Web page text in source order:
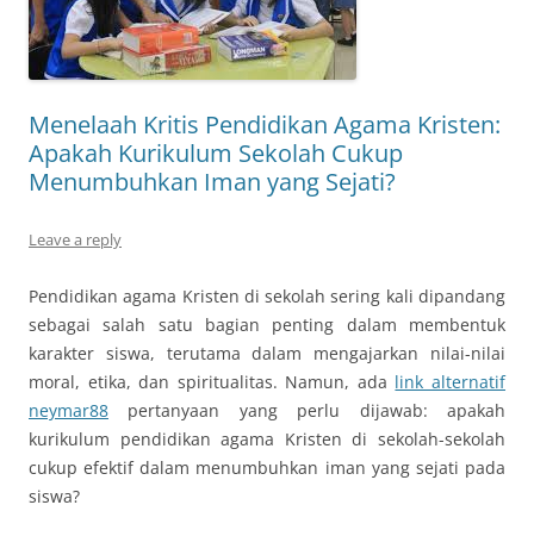
Menelaah Kritis Pendidikan Agama Kristen:
Apakah Kurikulum Sekolah Cukup
Menumbuhkan Iman yang Sejati?
Leave a reply
Pendidikan agama Kristen di sekolah sering kali dipandang
sebagai salah satu bagian penting dalam membentuk
karakter siswa, terutama dalam mengajarkan nilai-nilai
moral, etika, dan spiritualitas. Namun, ada link alternatif
neymar88 pertanyaan yang perlu dijawab: apakah
kurikulum pendidikan agama Kristen di sekolah-sekolah
cukup efektif dalam menumbuhkan iman yang sejati pada
siswa?